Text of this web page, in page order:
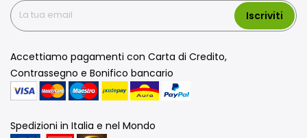
Iscriviti
Accettiamo pagamenti con Carta di Credito,
Contrassegno e Bonifico bancario
Spedizioni in Italia e nel Mondo